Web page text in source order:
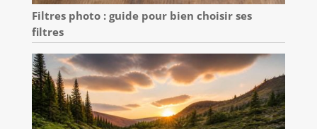
Filtres photo : guide pour bien choisir ses
filtres